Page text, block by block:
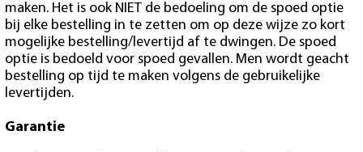
maken. Het is ook NIET de bedoeling om de spoed optie
bij elke bestelling in te zetten om op deze wijze zo kort
mogelijke bestelling/levertijd af te dwingen. De spoed
optie is bedoeld voor spoed gevallen. Men wordt geacht
bestelling op tijd te maken volgens de gebruikelijke
levertijden.
Garantie